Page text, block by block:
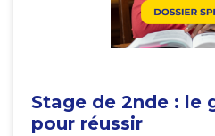
Stage de 2nde : le
pour réussir